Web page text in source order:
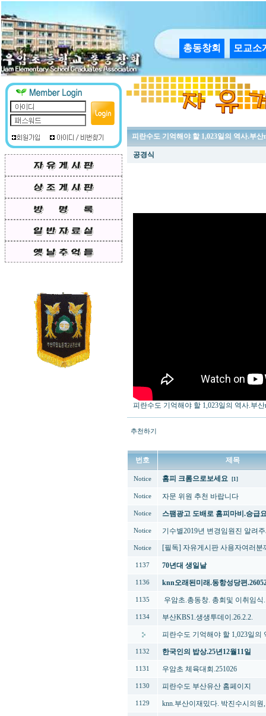
총동창회 모교소
피란수도 기억해야 할 1,023일의 역사.부산
공경식
피란수도 기억해야 할 1,023일의 역사.부산
추천하기
번호 제목
Notice 홈피 크롬으로보세요 [1]
Notice 자문 위원 추천 바랍니다
Notice 스팸광고 도배로 홈피마비.승급
Notice 기수별2019년 변경임원진 알려
Notice [필독] 자유게시판 사용자여러분
1137 70년대 생일날
1136 knn오래된미래.동항성당편
1135 우암초.총동창. 총회및 이취임식.
1134 부산KBS1.생생투데이.26.2.2.
피란수도 기억해야 할 1,023일의
1132 한국인의 밥상.25년12월11일
1131 우암초 체육대회.251026
1130 피란수도 부산유산 홈페이지
1129 knn.부산이재밌다. 박진수시의